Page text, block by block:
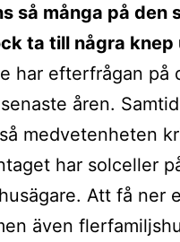
så många på den
ta till några knep
har efterfrågan
åren.
medvetenheten
har solceller
Att få ner
även